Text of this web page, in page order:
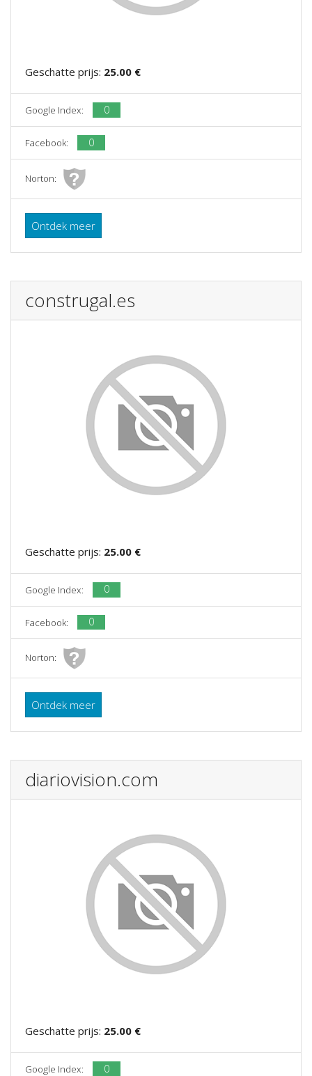
Geschatte prijs: 25.00 €
Google Index: 0
Facebook: 0
Norton:
Ontdek meer
construgal.es
Geschatte prijs: 25.00 €
Google Index: 0
Facebook: 0
Norton:
Ontdek meer
diariovision.com
Geschatte prijs: 25.00 €
Google Index: 0